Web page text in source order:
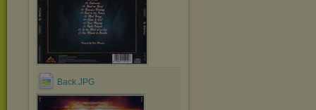
Back.JPG